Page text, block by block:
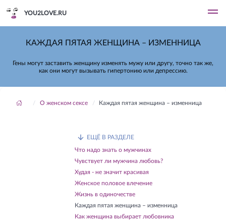
YOU2LOVE.RU
КАЖДАЯ ПЯТАЯ ЖЕНЩИНА – ИЗМЕННИЦА
Гены могут заставить женщину изменять мужу или другу, точно так же,
как они могут вызывать гипертонию или депрессию.
О женском сексе Каждая пятая женщина – изменница
ЕЩЁ В РАЗДЕЛЕ
Что надо знать о мужчинах
Чувствует ли мужчина любовь?
Худая - не значит красивая
Женское половое влечение
Жизнь в одиночестве
Каждая пятая женщина – изменница
Как женщина выбирает любовника